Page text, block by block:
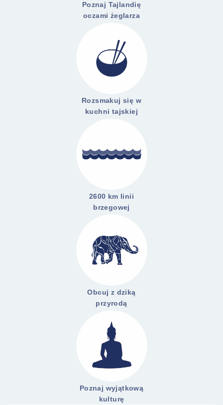
Poznaj Tajlandię
oczami żeglarza
Rozsmakuj się w
kuchni tajskiej
2600 km linii
brzegowej
Obcuj z dziką
przyrodą
Poznaj wyjątkową
kulturę